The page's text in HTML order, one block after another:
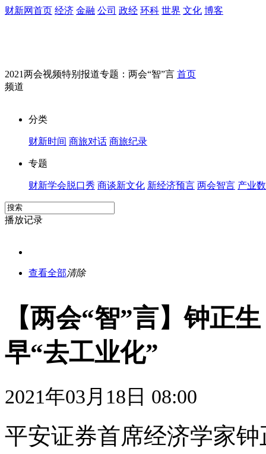
财新网首页 经济 金融 公司 政经 环科 世界 文化 博客
2021两会视频特别报道专题：两会“智”言 首页
频道
分类
财新时间 商旅对话 商旅纪录
专题
财新学会脱口秀 商谈新文化 新经济预言 两会智言 产业
播放记录
查看全部清除
【两会“智”言】钟正
早“去工业化”
2021年03月18日 08:00
平安证券首席经济学家